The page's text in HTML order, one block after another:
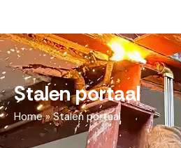
Stalen portaal
Home»Stalen portaal